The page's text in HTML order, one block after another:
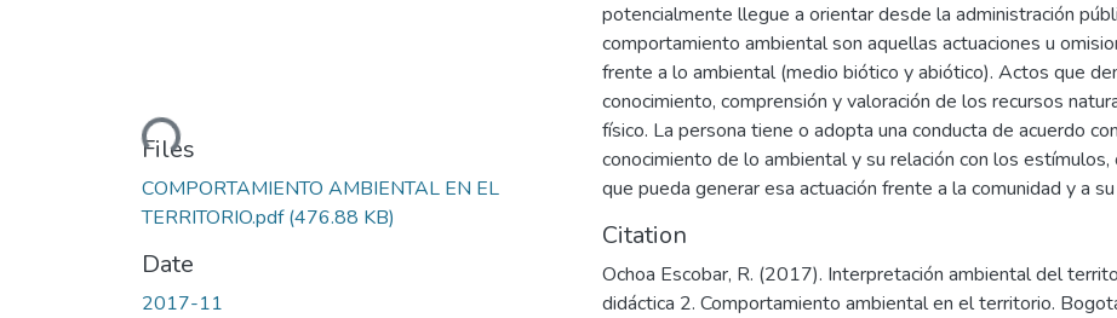
Loading...
Files
COMPORTAMIENTO AMBIENTAL EN EL
TERRITORIO.pdf(476.88 KB)
Date
2017-11
potencialmente llegue a orientar desde la administración
comportamiento ambiental son aquellas actuaciones u
frente a lo ambiental (medio biótico y abiótico). Actos que
conocimiento, comprensión y valoración de los recursos
físico. La persona tiene o adopta una conducta de acuerdo
conocimiento de lo ambiental y su relación con los estímulos,
que pueda generar esa actuación frente a la comunidad y a
Citation
Ochoa Escobar, R. (2017). Interpretación ambiental del
didáctica 2. Comportamiento ambiental en el territorio.